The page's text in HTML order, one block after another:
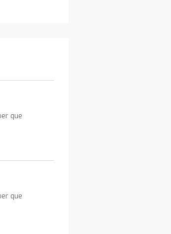
que
que